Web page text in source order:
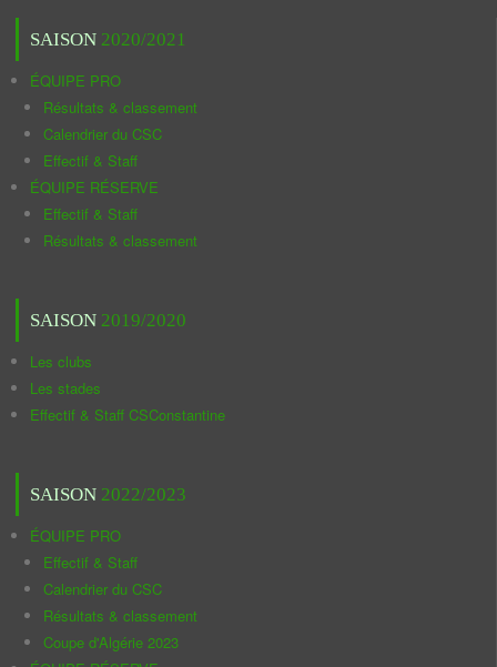
SAISON 2020/2021
ÉQUIPE PRO
Résultats & classement
Calendrier du CSC
Effectif & Staff
ÉQUIPE RÉSERVE
Effectif & Staff
Résultats & classement
SAISON 2019/2020
Les clubs
Les stades
Effectif & Staff CSConstantine
SAISON 2022/2023
ÉQUIPE PRO
Effectif & Staff
Calendrier du CSC
Résultats & classement
Coupe d'Algérie 2023